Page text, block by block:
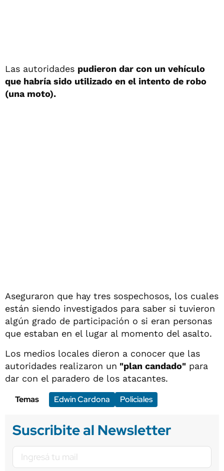
Las autoridades pudieron dar con un vehículo
que habría sido utilizado en el intento de robo
(una moto).
Aseguraron que hay tres sospechosos, los cuales
están siendo investigados para saber si tuvieron
algún grado de participación o si eran personas
que estaban en el lugar al momento del asalto.
Los medios locales dieron a conocer que las
autoridades realizaron un "plan candado" para
dar con el paradero de los atacantes.
Temas
Edwin Cardona Policiales
Suscribite al Newsletter